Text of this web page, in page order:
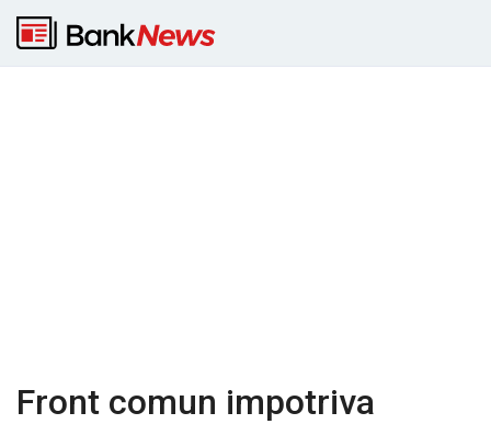
Front comun impotriva